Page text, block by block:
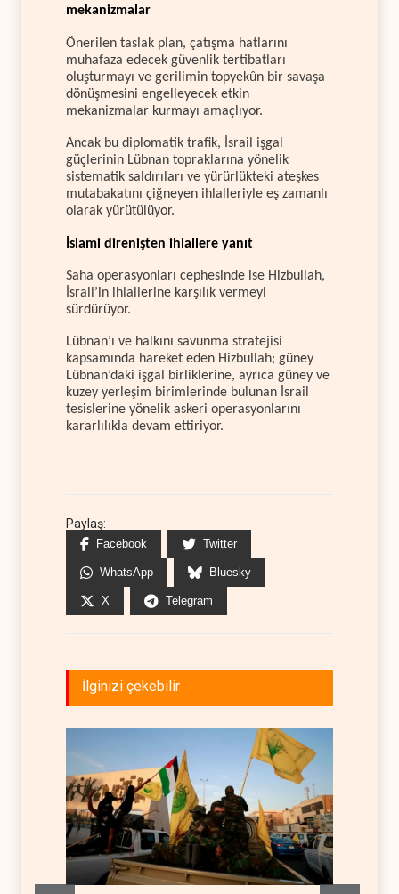
mekanizmalar
Önerilen taslak plan, çatışma hatlarını
muhafaza edecek güvenlik tertibatları
oluşturmayı ve gerilimin topyekûn bir savaşa
dönüşmesini engelleyecek etkin
mekanizmalar kurmayı amaçlıyor.
Ancak bu diplomatik trafik, İsrail işgal
güçlerinin Lübnan topraklarına yönelik
sistematik saldırıları ve yürürlükteki ateşkes
mutabakatını çiğneyen ihlalleriyle eş zamanlı
olarak yürütülüyor.
İslami direnişten ihlallere yanıt
Saha operasyonları cephesinde ise Hizbullah,
İsrail’in ihlallerine karşılık vermeyi
sürdürüyor.
Lübnan’ı ve halkını savunma stratejisi
kapsamında hareket eden Hizbullah; güney
Lübnan’daki işgal birliklerine, ayrıca güney ve
kuzey yerleşim birimlerinde bulunan İsrail
tesislerine yönelik askeri operasyonlarını
kararlılıkla devam ettiriyor.
Paylaş:
Facebook Twitter
WhatsApp Bluesky
X Telegram
İlginizi çekebilir